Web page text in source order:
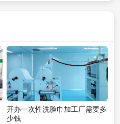
开办一次性洗脸巾加工厂需要多
少钱